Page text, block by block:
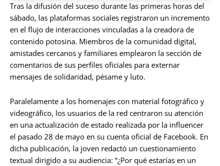
Tras la difusión del suceso durante las primeras horas del
sábado, las plataformas sociales registraron un incremento
en el flujo de interacciones vinculadas a la creadora de
contenido potosina. Miembros de la comunidad digital,
amistades cercanos y familiares emplearon la sección de
comentarios de sus perfiles oficiales para externar
mensajes de solidaridad, pésame y luto.
Paralelamente a los homenajes con material fotográfico y
videográfico, los usuarios de la red centraron su atención
en una actualización de estado realizada por la influencer
el pasado 28 de mayo en su cuenta oficial de Facebook. En
dicha publicación, la joven redactó un cuestionamiento
textual dirigido a su audiencia: “¿Por qué estarías en un